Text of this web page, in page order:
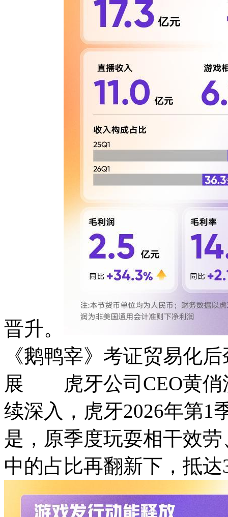
晋升。
《鹅鸭宰》考证贸易化
展 虎牙公司CEO黄俏
续深入，虎牙2026年第1
是，原季度玩耍相干效
中的占比再翻新下，抵达